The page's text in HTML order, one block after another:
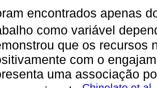
encontrados apenas
como variável
que os recursos
com o
uma associação